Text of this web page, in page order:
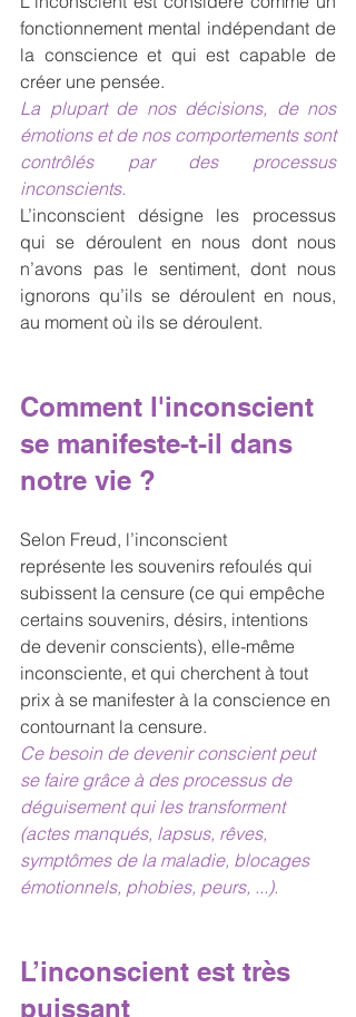
fonctionnement mental indépendant de
la conscience et qui est capable de
créer une pensée.
La plupart de nos décisions, de nos
émotions et de nos comportements sont
contrôlés par des processus
inconscients.
L’inconscient désigne les processus
qui se déroulent en nous dont nous
n’avons pas le sentiment, dont nous
ignorons qu’ils se déroulent en nous,
au moment où ils se déroulent.
Comment l'inconscient
se manifeste-t-il dans
notre vie ?
Selon Freud, l’inconscient
représente les souvenirs refoulés qui
subissent la censure (ce qui empêche
certains souvenirs, désirs, intentions
de devenir conscients), elle-même
inconsciente, et qui cherchent à tout
prix à se manifester à la conscience en
contournant la censure.
Ce besoin de devenir conscient peut
se faire grâce à des processus de
déguisement qui les transforment
(actes manqués, lapsus, rêves,
symptômes de la maladie, blocages
émotionnels, phobies, peurs, ...).
L’inconscient est très
puissant